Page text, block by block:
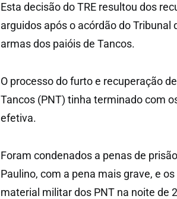
Esta decisão do TRE resultou dos
arguidos após o acórdão do
armas dos paióis de Tancos.
O processo do furto e recuperação
Tancos (PNT) tinha terminado com
efetiva.
Foram condenados a penas de
Paulino, com a pena mais grave, e
material militar dos PNT na noite de